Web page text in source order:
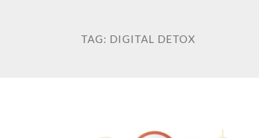
TAG: DIGITAL DETOX